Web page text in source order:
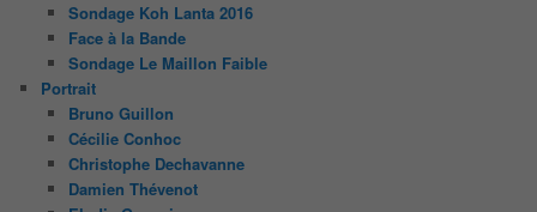
Sondage Koh Lanta 2016
Face à la Bande
Sondage Le Maillon Faible
Portrait
Bruno Guillon
Cécilie Conhoc
Christophe Dechavanne
Damien Thévenot